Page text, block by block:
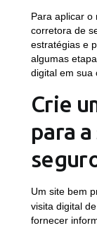
Para aplicar o
corretora de
estratégias e
algumas
digital em sua
Crie
para
Um site bem
visita digital
fornecer